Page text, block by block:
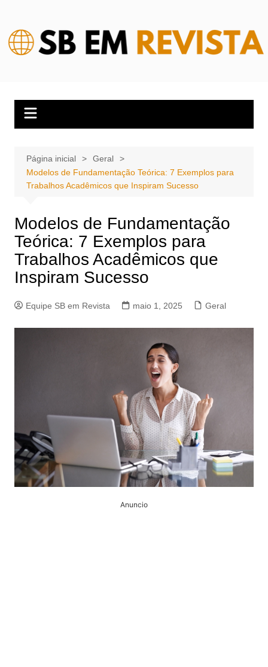
conteúdo
Página inicial
Geral
Modelos de Fundamentação Teórica: 7 Exemplos para
Trabalhos Acadêmicos que Inspiram Sucesso
Modelos de Fundamentação
Teórica: 7 Exemplos para
Trabalhos Acadêmicos que
Inspiram Sucesso
Equipe SB em Revista maio 1, 2025 Geral
Anuncio